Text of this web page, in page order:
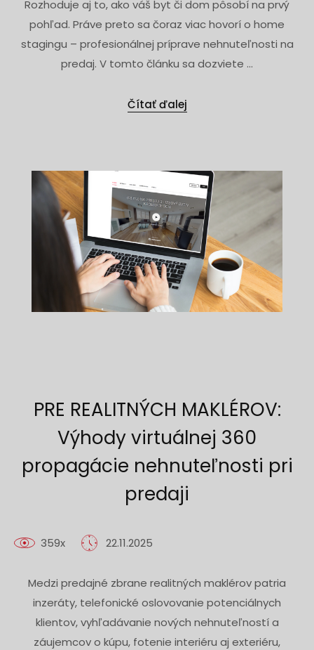
Rozhoduje aj to, ako váš byt či dom pôsobí na prvý
pohľad. Práve preto sa čoraz viac hovorí o home
stagingu – profesionálnej príprave nehnuteľnosti na
predaj. V tomto článku sa dozviete ...
Čítať ďalej
PRE REALITNÝCH MAKLÉROV:
Výhody virtuálnej 360
propagácie nehnuteľnosti pri
predaji
359x 22.11.2025
Medzi predajné zbrane realitných maklérov patria
inzeráty, telefonické oslovovanie potenciálnych
klientov, vyhľadávanie nových nehnuteľností a
záujemcov o kúpu, fotenie interiéru aj exteriéru,